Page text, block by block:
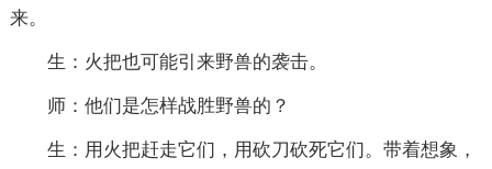
来。
生：火把也可能引来野兽的袭击。
师：他们是怎样战胜野兽的？
生：用火把赶走它们，用砍刀砍死它们。带着想象，